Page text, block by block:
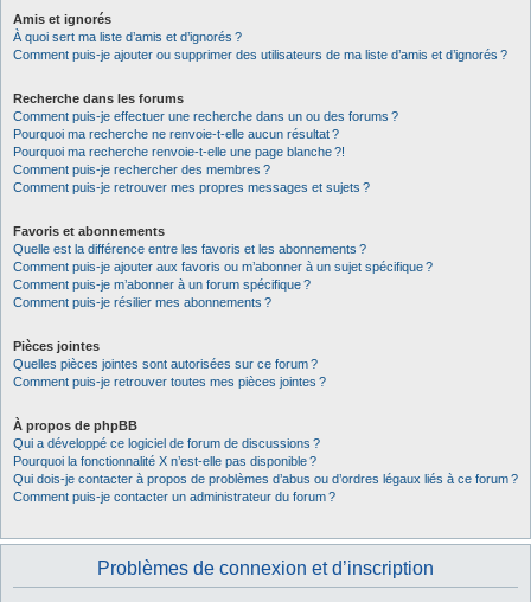
Amis et ignorés
À quoi sert ma liste d’amis et d’ignorés ?
Comment puis-je ajouter ou supprimer des utilisateurs de ma liste d’amis et d’ignorés ?
Recherche dans les forums
Comment puis-je effectuer une recherche dans un ou des forums ?
Pourquoi ma recherche ne renvoie-t-elle aucun résultat ?
Pourquoi ma recherche renvoie-t-elle une page blanche ?!
Comment puis-je rechercher des membres ?
Comment puis-je retrouver mes propres messages et sujets ?
Favoris et abonnements
Quelle est la différence entre les favoris et les abonnements ?
Comment puis-je ajouter aux favoris ou m’abonner à un sujet spécifique ?
Comment puis-je m’abonner à un forum spécifique ?
Comment puis-je résilier mes abonnements ?
Pièces jointes
Quelles pièces jointes sont autorisées sur ce forum ?
Comment puis-je retrouver toutes mes pièces jointes ?
À propos de phpBB
Qui a développé ce logiciel de forum de discussions ?
Pourquoi la fonctionnalité X n’est-elle pas disponible ?
Qui dois-je contacter à propos de problèmes d’abus ou d’ordres légaux liés à ce forum ?
Comment puis-je contacter un administrateur du forum ?
Problèmes de connexion et d’inscription